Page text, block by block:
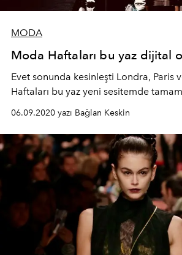
MODA
Moda Haftaları bu yaz dijital
Evet sonunda kesinleşti Londra, Paris
Haftaları bu yaz yeni sesitemde
06.09.2020 yazı Bağlan Keskin